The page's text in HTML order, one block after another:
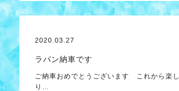
2020.03.27
ラパン納車です
ご納車おめでとうございます これから楽
り…